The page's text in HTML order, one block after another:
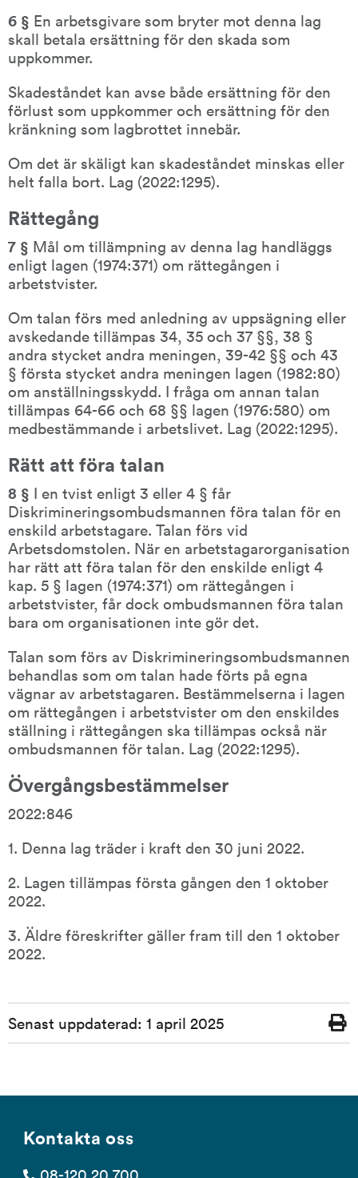
6 § En arbetsgivare som bryter mot denna lag
skall betala ersättning för den skada som
uppkommer.
Skadeståndet kan avse både ersättning för den
förlust som uppkommer och ersättning för den
kränkning som lagbrottet innebär.
Om det är skäligt kan skadeståndet minskas eller
helt falla bort. Lag (2022:1295).
Rättegång
7 § Mål om tillämpning av denna lag handläggs
enligt lagen (1974:371) om rättegången i
arbetstvister.
Om talan förs med anledning av uppsägning eller
avskedande tillämpas 34, 35 och 37 §§, 38 §
andra stycket andra meningen, 39-42 §§ och 43
§ första stycket andra meningen lagen (1982:80)
om anställningsskydd. I fråga om annan talan
tillämpas 64-66 och 68 §§ lagen (1976:580) om
medbestämmande i arbetslivet. Lag (2022:1295).
Rätt att föra talan
8 § I en tvist enligt 3 eller 4 § får
Diskrimineringsombudsmannen föra talan för en
enskild arbetstagare. Talan förs vid
Arbetsdomstolen. När en arbetstagarorganisation
har rätt att föra talan för den enskilde enligt 4
kap. 5 § lagen (1974:371) om rättegången i
arbetstvister, får dock ombudsmannen föra talan
bara om organisationen inte gör det.
Talan som förs av Diskrimineringsombudsmannen
behandlas som om talan hade förts på egna
vägnar av arbetstagaren. Bestämmelserna i lagen
om rättegången i arbetstvister om den enskildes
ställning i rättegången ska tillämpas också när
ombudsmannen för talan. Lag (2022:1295).
Övergångsbestämmelser
2022:846
1. Denna lag träder i kraft den 30 juni 2022.
2. Lagen tillämpas första gången den 1 oktober
2022.
3. Äldre föreskrifter gäller fram till den 1 oktober
2022.
Sidinformation
Senast uppdaterad: 1 april 2025
Skriv
ut
Kontakta oss
08-120 20 700